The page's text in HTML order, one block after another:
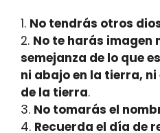
1. No tendrás otros
2. No te harás imagen
semejanza de lo que
ni abajo en la tierra,
de la tierra.
3. No tomarás el
4. Recuerda el día de